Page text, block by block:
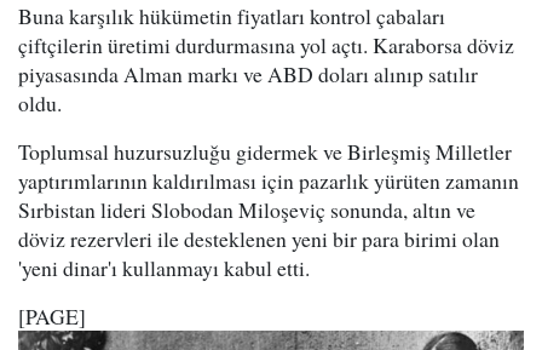
Buna karşılık hükümetin fiyatları kontrol çabaları
çiftçilerin üretimi durdurmasına yol açtı. Karaborsa döviz
piyasasında Alman markı ve ABD doları alınıp satılır
oldu.
Toplumsal huzursuzluğu gidermek ve Birleşmiş Milletler
yaptırımlarının kaldırılması için pazarlık yürüten zamanın
Sırbistan lideri Slobodan Miloşeviç sonunda, altın ve
döviz rezervleri ile desteklenen yeni bir para birimi olan
'yeni dinar'ı kullanmayı kabul etti.
[PAGE]